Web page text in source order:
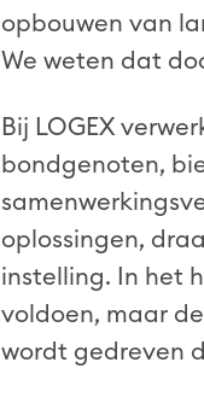
opbouwen van
We weten dat
Bij LOGEX
bondgenoten,
oplossingen,
instelling. In het
voldoen, maar
wordt gedreven